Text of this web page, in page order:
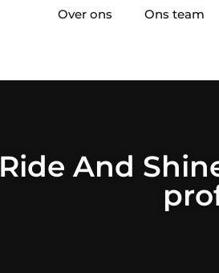
Over ons Ons team
Ride And